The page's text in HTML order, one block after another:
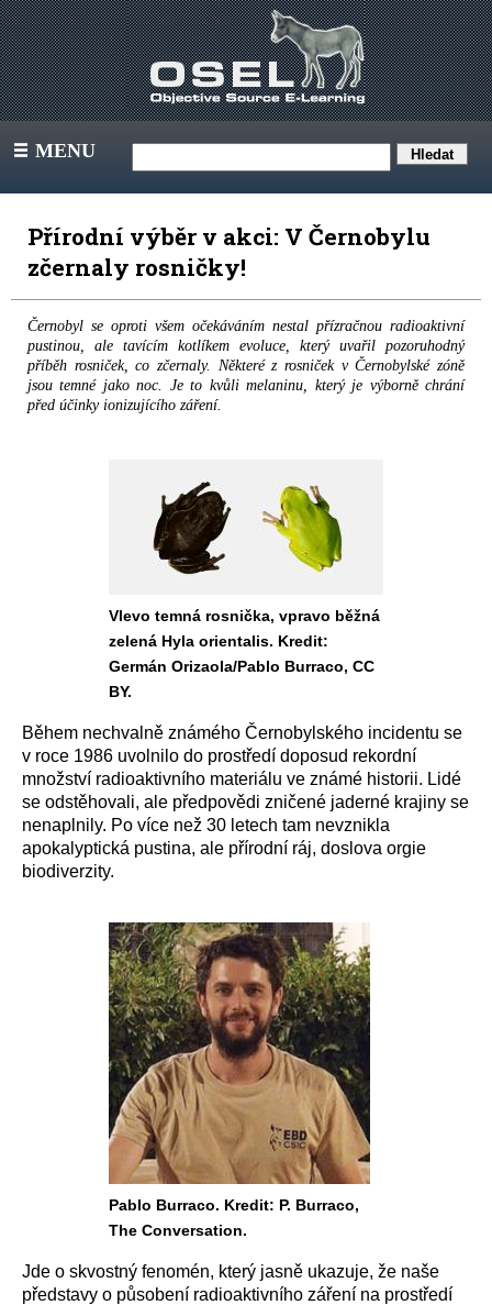
III MENU
Přírodní výběr v akci: V Černobylu
zčernaly rosničky!
Černobyl se oproti všem očekáváním nestal přízračnou radioaktivní
pustinou, ale tavícím kotlíkem evoluce, který uvařil pozoruhodný
příběh rosniček, co zčernaly. Některé z rosniček v Černobylské zóně
jsou temné jako noc. Je to kvůli melaninu, který je výborně chrání
před účinky ionizujícího záření.
Vlevo temná rosnička, vpravo běžná
zelená Hyla orientalis. Kredit:
Germán Orizaola/Pablo Burraco, CC
BY.
Během nechvalně známého Černobylského incidentu se
v roce 1986 uvolnilo do prostředí doposud rekordní
množství radioaktivního materiálu ve známé historii. Lidé
se odstěhovali, ale předpovědi zničené jaderné krajiny se
nenaplnily. Po více než 30 letech tam nevznikla
apokalyptická pustina, ale přírodní ráj, doslova orgie
biodiverzity.
Pablo Burraco. Kredit: P. Burraco,
The Conversation.
Jde o skvostný fenomén, který jasně ukazuje, že naše
představy o působení radioaktivního záření na prostředí